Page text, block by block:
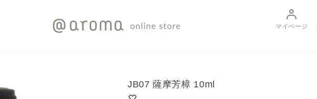
マイページ
JB07 薩摩芳樟 10ml